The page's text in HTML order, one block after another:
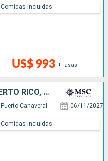
US$ 993 +Tasas
Comidas incluidas
REPÚBLICA DOMINICANA, PUERTO RICO, ESTADOS UNIDOS, BAHAMAS
Puerto Canaveral 06/11/2027
Comidas incluidas